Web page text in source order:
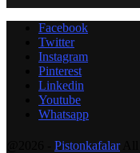
Facebook
Twitter
Instagram
Pinterest
Linkedin
Youtube
Whatsapp
PistonkafalarAll